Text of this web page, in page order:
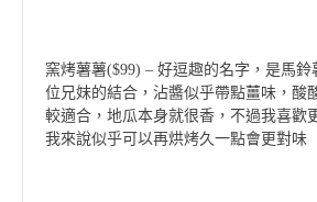
窯烤薯薯($99) – 好逗趣的名字，是馬鈴
位兄妹的結合，沾醬似乎帶點薑味，酸
較適合，地瓜本身就很香，不過我喜歡
我來說似乎可以再烘烤久一點會更對味